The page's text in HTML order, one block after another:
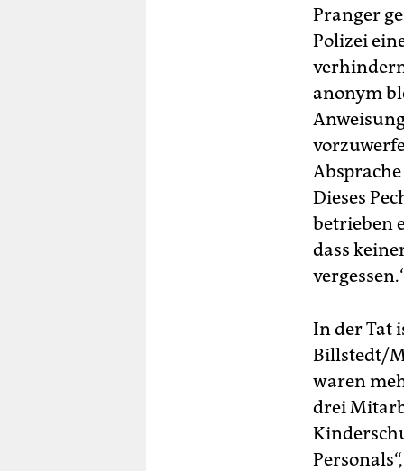
Pranger
Polizei
anonym
Dieses
betrieben
dass
In der Tat
Billstedt/
waren
drei